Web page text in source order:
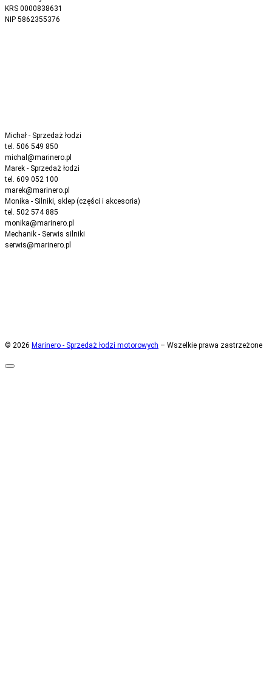
KRS 0000838631
NIP 5862355376
Michał - Sprzedaż łodzi
tel. 506 549 850
michal@marinero.pl
Marek - Sprzedaż łodzi
tel. 609 052 100
marek@marinero.pl
Monika - Silniki, sklep (części i akcesoria)
tel. 502 574 885
monika@marinero.pl
Mechanik - Serwis silniki
serwis@marinero.pl
© 2026 Marinero - Sprzedaż łodzi motorowych – Wszelkie prawa zastrzeżone